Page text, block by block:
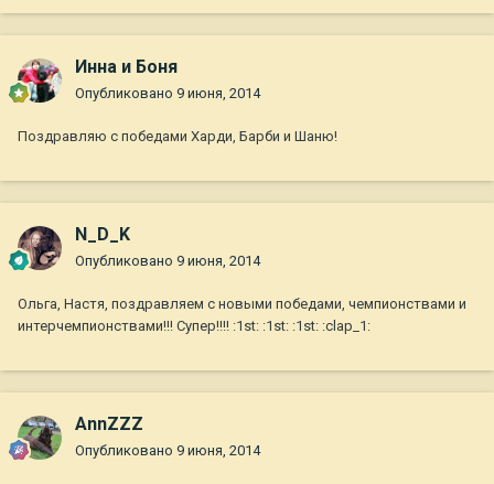
Инна и Боня
Опубликовано 9 июня, 2014
Поздравляю с победами Харди, Барби и Шаню!
N_D_K
Опубликовано 9 июня, 2014
Ольга, Настя, поздравляем с новыми победами, чемпионствами и
интерчемпионствами!!! Супер!!!! :1st: :1st: :1st: :clap_1:
AnnZZZ
Опубликовано 9 июня, 2014